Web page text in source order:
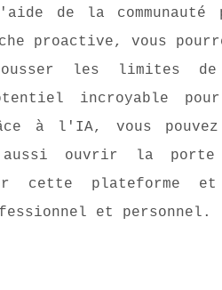
de la communauté
proactive, vous
les limites
incroyable
à l'IA, vous pouvez
ouvrir la porte
cette plateforme et
et personnel.